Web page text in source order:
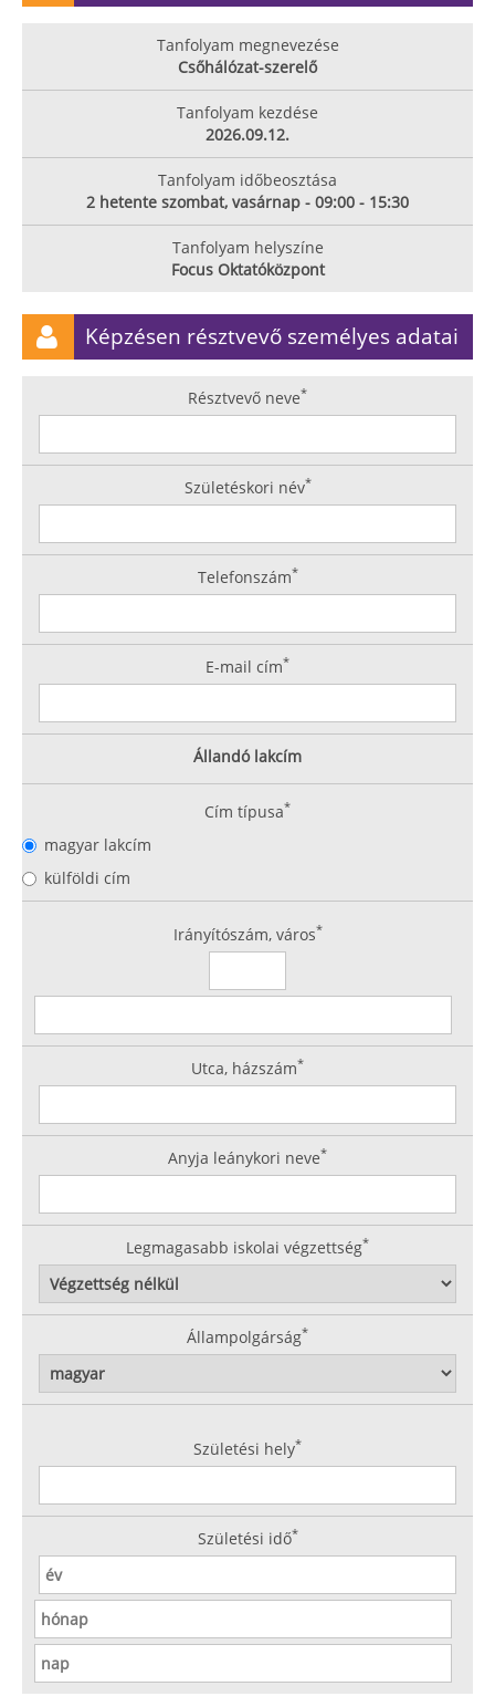
Tanfolyam megnevezése
Csőhálózat-szerelő
Tanfolyam kezdése
2026.09.12.
Tanfolyam időbeosztása
2 hetente szombat, vasárnap - 09:00 - 15:30
Tanfolyam helyszíne
Focus Oktatóközpont
Képzésen résztvevő személyes adatai
Résztvevő neve*
Születéskori név*
Telefonszám*
E-mail cím*
Állandó lakcím
Cím típusa*
magyar lakcím
külföldi cím
Irányítószám, város*
Utca, házszám*
Anyja leánykori neve*
Legmagasabb iskolai végzettség*
Állampolgárság*
Születési hely*
Születési idő*